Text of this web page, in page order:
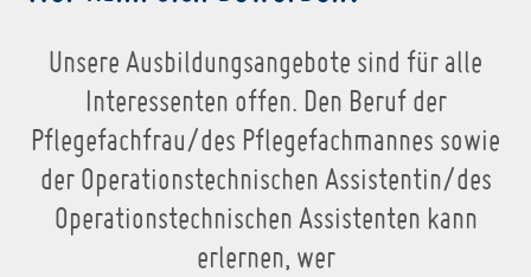
Unsere Ausbildungsangebote sind für alle
Interessenten offen. Den Beruf der
Pflegefachfrau/des Pflegefachmannes sowie
der Operationstechnischen Assistentin/des
Operationstechnischen Assistenten kann
erlernen, wer